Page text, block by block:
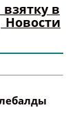
в
Новости